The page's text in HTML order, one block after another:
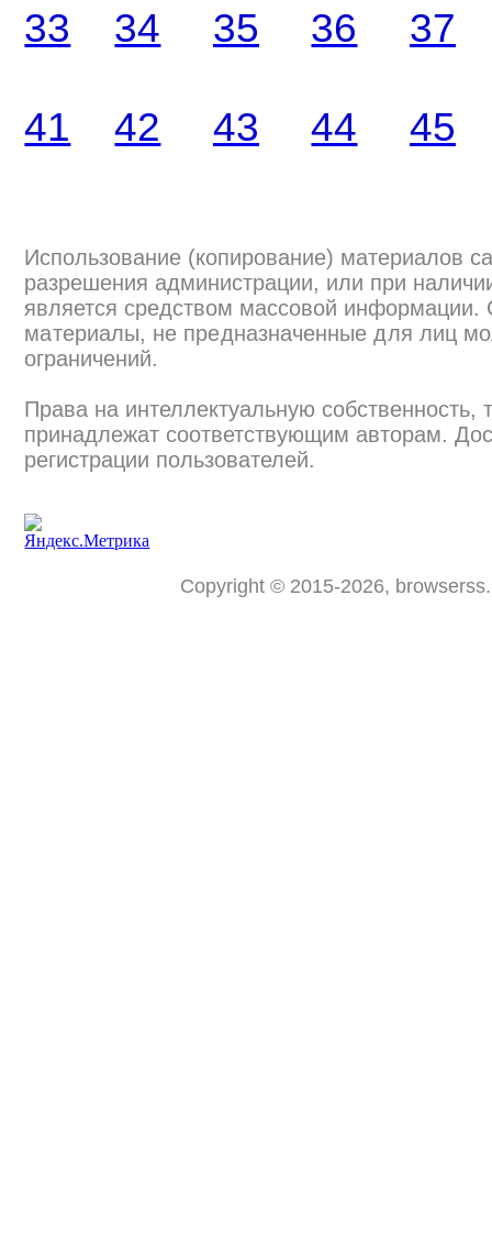
Использование (копирование) материалов
разрешения администрации, или при
является средством массовой информации.
материалы, не предназначенные для лиц
ограничений.
Права на интеллектуальную собственность,
принадлежат соответствующим авторам.
регистрации пользователей.
Copyright © 2015-2026,
33 34 37
35 36
41 42 43 44 45